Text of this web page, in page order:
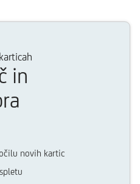
in
novih kartic